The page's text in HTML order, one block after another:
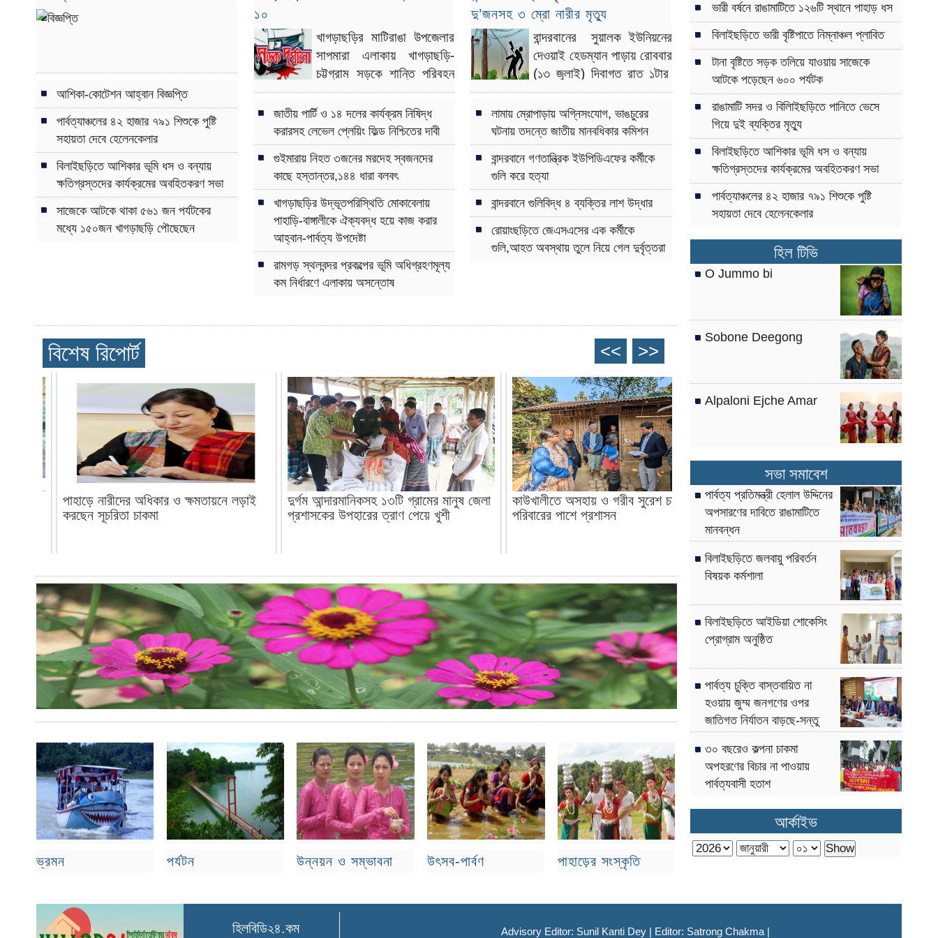
Tender Notice for Hiring of
External Audit Firm-ADA
দোলায় ঝুলিয়ে দুর্গম পথ হেটে গ্রামবাসীরা
প্রসূতিকে জুরাছড়িতে হাসপাতালে পৌছাল
রাঙামাটিতে পুলিশ-ম্যাজিষ্ট্রেসি কনফারেন্স
অনুষ্ঠিত
বিলাইছড়িতে আইডিয়া শোকেসিং প্রোগ্রাম
অনুষ্ঠিত
৩০ বছরেও কল্পনা চাকমা অপহরণের বিচার না
পাওয়ায় পার্বত্যবাসী হতাশ
পার্বত্য চুক্তি বাস্তবায়িত না হওয়ায় জুম্ম
জনগণের ওপর জাতিগত নির্যাতন বাড়ছে-সন্তু
আশিকা-কোটেশন আহ্বান বিজ্ঞপ্তি
পার্বত্যাঞ্চলের ৪২ হাজার ৭৯১ শিশুকে পুষ্টি
সহায়তা দেবে হেলেনকেলার
বিলাইছড়িতে আশিকার ভূমি ধস ও বন্যায়
ক্ষতিগ্রস্তদের কার্যক্রমের অবহিতকরণ সভা
সাজেকে আটকে থাকা ৫৬১ জন পর্যটকের
মধ্যে ১৫০জন খাগড়াছড়ি পৌছেছেন
১০
খাগড়াছড়ির মাটিরাঙা উপজেলার
সাপমারা এলাকায়খাগড়াছড়ি-
চট্টগ্রাম সড়কেশান্তি পরিবহন
নামের একটি যাত্রীবাহী বাস
নিয়ন্ত্রণ হারিয়ে উল্টে গিয়ে
দুইজন নিহত
জাতীয় পার্টি ও ১৪ দলের কার্যক্রম নিষিদ্ধ
করারসহ লেভেল প্লেয়িং ফিল্ড নিশ্চিতের দাবী
গুইমারায় নিহত ৩জনের মরদেহ স্বজনদের
কাছে হস্তান্তর,১৪৪ ধারা বলবৎ
খাগড়াছড়ির উদ্ভূতপরিস্থিতি মোকাবেলায়
পাহাড়ি-বাঙ্গালীকে ঐক্যবদ্ধ হয়ে কাজ করার
আহ্বান-পার্বত্য উপদেষ্টা
রামগড় স্থলবন্দর প্রকল্পের ভূমি অধিগ্রহণমূল্য
কম নির্ধারণে এলাকায় অসন্তোষ
দু’জনসহ ৩ ম্রো নারীর মৃত্যু
বান্দরবানের সুয়ালক ইউনিয়নের
দেওয়াই হেডম্যান পাড়ায় রোববার
(১৩ জুলাই) দিবাগত রাত ১টার
ট্রান্সফরমার বিস্ফোরণের পর
বিদ্যুৎস্পৃষ্ট হয়ে একই পরিবারের
লামায় ম্রোপাড়ায় অগ্নিসংযোগ, ভাঙচুরের
ঘটনায় তদন্তে জাতীয় মানবধিকার কমিশন
বান্দরবানে গণতান্ত্রিক ইউপিডিএফের কর্মীকে
গুলি করে হত্যা
বান্দরবানে গুলিবিদ্ধ ৪ ব্যক্তির লাশ উদ্ধার
রোয়াংছড়িতে জেএসএসের এক কর্মীকে
গুলি,আহত অবস্থায় তুলে নিয়ে গেল দুর্বৃত্তরা
বিশেষ রিপোর্ট << >>
পাহাড়ে নারীদের অধিকার ও ক্ষমতায়নে লড়াই
করছেন সূচরিতা চাকমা
দুর্গম আন্দারমানিকসহ ১৩টি গ্রামের মানুষ জেলা
প্রশাসকের উপহারের ত্রাণ পেয়ে খুশী
কাউখালীতে অসহায় ও গরীব সুরেশ চাকমা
পরিবারের পাশে প্রশাসন
বিলাইছড়িতে তামাকের বদলে চাষ হচ্ছে শিম-
বাদাম
ভ্রমন পর্যটন উন্নয়ন ও সম্ভাবনা উৎসব-পার্বণ পাহাড়ের সংস্কৃতি
ভারী বর্ষনে রাঙামাটিতে ১২৬টি স্থানে পাহাড় ধস
বিলাইছড়িতে ভারী বৃষ্টিপাতে নিম্নাঞ্চল প্লাবিত
টানা বৃষ্টিতে সড়ক তলিয়ে যাওয়ায় সাজেকে
আটকে পড়েছেন ৬০০ পর্যটক
রাঙামাটি সদর ও বিলািইছড়িতে পানিতে ভেসে
গিয়ে দুই ব্যক্তির মৃত্যু
বিলাইছড়িতে আশিকার ভূমি ধস ও বন্যায়
ক্ষতিগ্রস্তদের কার্যক্রমের অবহিতকরণ সভা
পার্বত্যাঞ্চলের ৪২ হাজার ৭৯১ শিশুকে পুষ্টি
সহায়তা দেবে হেলেনকেলার
হিল টিভি
O Jummo bi
Sobone Deegong
Alpaloni Ejche Amar
সভা সমাবেশ
পার্বত্য প্রতিমন্ত্রী হেলাল উদ্দিনের
অপসারণের দাবিতে রাঙামাটিতে
মানবন্ধন
বিলাইছড়িতে জলবায়ু পরিবর্তন
বিষয়ক কর্মশালা
বিলাইছড়িতে আইডিয়া শোকেসিং
প্রোগ্রাম অনুষ্ঠিত
পার্বত্য চুক্তি বাস্তবায়িত না
হওয়ায় জুম্ম জনগণের ওপর
জাতিগত নির্যাতন বাড়ছে-সন্তু
৩০ বছরেও কল্পনা চাকমা
অপহরণের বিচার না পাওয়ায়
পার্বত্যবাসী হতাশ
আর্কাইভ
হিলবিডি২৪.কম Advisory Editor: Sunil Kanti Dey | Editor: Satrong Chakma |